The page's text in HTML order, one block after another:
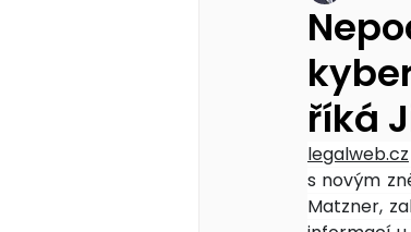
říká
legalweb.cz
s novým
Matzner,